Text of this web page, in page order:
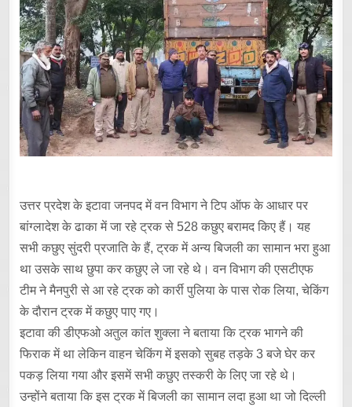
उत्तर प्रदेश के इटावा जनपद में वन विभाग ने टिप ऑफ के आधार पर
बांग्लादेश के ढाका में जा रहे ट्रक से 528 कछुए बरामद किए हैं। यह
सभी कछुए सुंदरी प्रजाति के हैं, ट्रक में अन्य बिजली का सामान भरा हुआ
था उसके साथ छुपा कर कछुए ले जा रहे थे। वन विभाग की एसटीएफ
टीम ने मैनपुरी से आ रहे ट्रक को कार्री पुलिया के पास रोक लिया, चेकिंग
के दौरान ट्रक में कछुए पाए गए।
इटावा की डीएफओ अतुल कांत शुक्ला ने बताया कि ट्रक भागने की
फिराक में था लेकिन वाहन चेकिंग में इसको सुबह तड़के 3 बजे घेर कर
पकड़ लिया गया और इसमें सभी कछुए तस्करी के लिए जा रहे थे।
उन्होंने बताया कि इस ट्रक में बिजली का सामान लदा हुआ था जो दिल्ली